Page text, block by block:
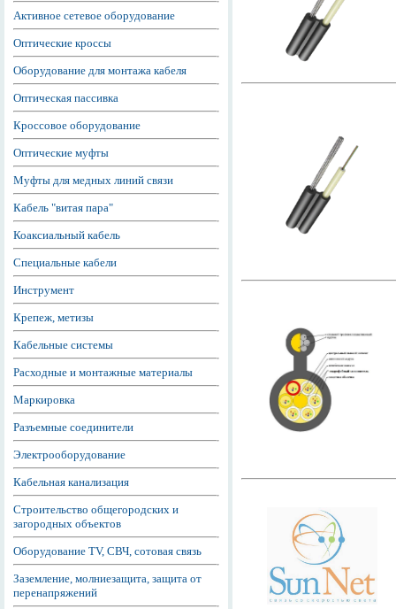
Активное сетевое оборудование
Оптические кроссы
Оборудование для монтажа кабеля
Оптическая пассивка
Кроссовое оборудование
Оптические муфты
Муфты для медных линий связи
Кабель "витая пара"
Коаксиальный кабель
Специальные кабели
Инструмент
Крепеж, метизы
Кабельные системы
Расходные и монтажные материалы
Маркировка
Разъемные соединители
Электрооборудование
Кабельная канализация
Строительство общегородских и
загородных объектов
Оборудование TV, СВЧ, сотовая связь
Заземление, молниезащита, защита от
перенапряжений